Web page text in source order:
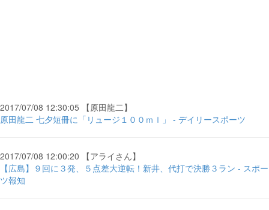
2017/07/08 12:30:05 【原田龍二】
原田龍二 七夕短冊に「リュージ１００ｍｌ」 - デイリースポーツ
2017/07/08 12:00:20 【アライさん】
【広島】９回に３発、５点差大逆転！新井、代打で決勝３ラン - スポー
ツ報知